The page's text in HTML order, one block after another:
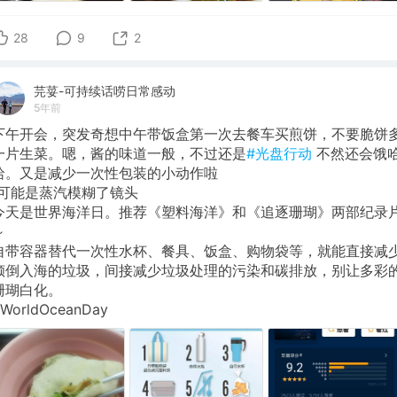
28 9 2
芫荽-可持续话唠日常感动
5年前
午开会，突发奇想中午带饭盒第一次去餐车买煎饼，不要脆饼
片生菜。嗯，酱的味道一般，不过还是#光盘行动 不然还会饿
。又是减少一次性包装的小动作啦
能是蒸汽模糊了镜头
天是世界海洋日。推荐《塑料海洋》和《追逐珊瑚》两部纪录
带容器替代一次性水杯、餐具、饭盒、购物袋等，就能直接减
倒入海的垃圾，间接减少垃圾处理的污染和碳排放，别让多彩
瑚白化。